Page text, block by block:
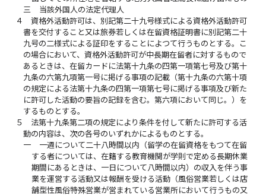
三
当該外国人の法定代理人
４
資格外活動許可は、別記第二十九号様式による資格外活動許可
書を交付すること又は旅券若しくは在留資格証明書に別記第二十
九号の二様式による証印をすることによつて行うものとする。こ
の場合において、資格外活動許可が中長期在留者に対するもので
あるときは、在留カードに法第十九条の四第一項第七号及び第十
九条の六第九項第一号に掲げる事項の記載（第十九条の六第十項
の規定による法第十九条の四第一項第七号に掲げる事項及び新た
に許可した活動の要旨の記録を含む。第六項において同じ。）を
するものとする。
５
法第十九条第二項の規定により条件を付して新たに許可する活
動の内容は、次の各号のいずれかによるものとする。
一
一週について二十八時間以内（留学の在留資格をもつて在留
する者については、在籍する教育機関が学則で定める長期休業
期間にあるときは、一日について八時間以内）の収入を伴う事
業を運営する活動又は報酬を受ける活動（風俗営業若しくは店
舗型性風俗特殊営業が営まれている営業所において行うもの又